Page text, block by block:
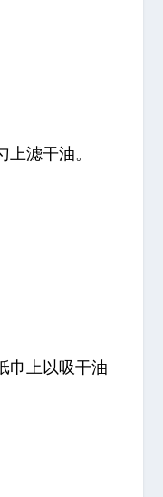
滤干油。
巾上以吸干油